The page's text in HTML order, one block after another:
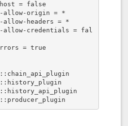
= false
allow-origin = *
allow-headers = *
allow-credentials = fal
= true